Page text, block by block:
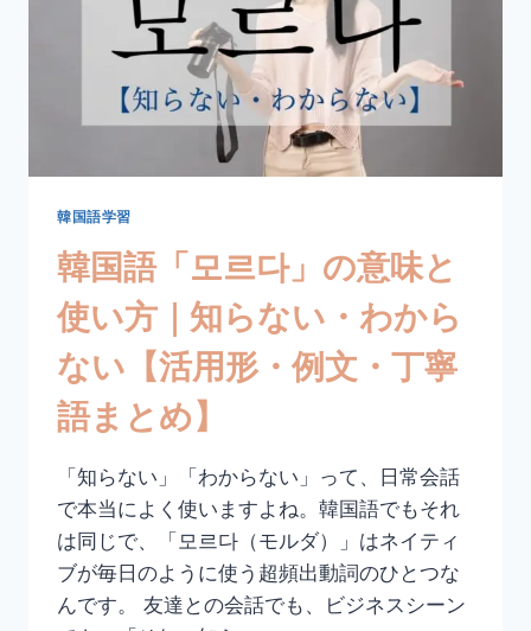
方
｜
笑
う
丁
寧
語
ま
と
め】
韓国語学習
韓国語「모르다」の意味と
使い方｜知らない・わから
ない【活用形・例文・丁寧
語まとめ】
「知らない」「わからない」って、日常会話
で本当によく使いますよね。韓国語でもそれ
は同じで、「모르다（モルダ）」はネイティ
ブが毎日のように使う超頻出動詞のひとつな
んです。 友達との会話でも、ビジネスシーン